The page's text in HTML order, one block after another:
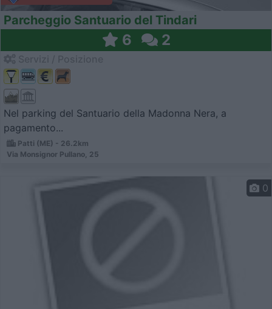
Parcheggio Santuario del Tindari
6 2
Nel parking del Santuario della Madonna Nera, a
pagamento...
Patti (ME) - 26.2km
Via Monsignor Pullano, 25
0